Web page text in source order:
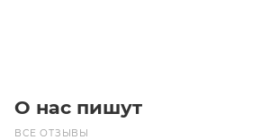
О нас пишут
ВСЕ ОТЗЫВЫ